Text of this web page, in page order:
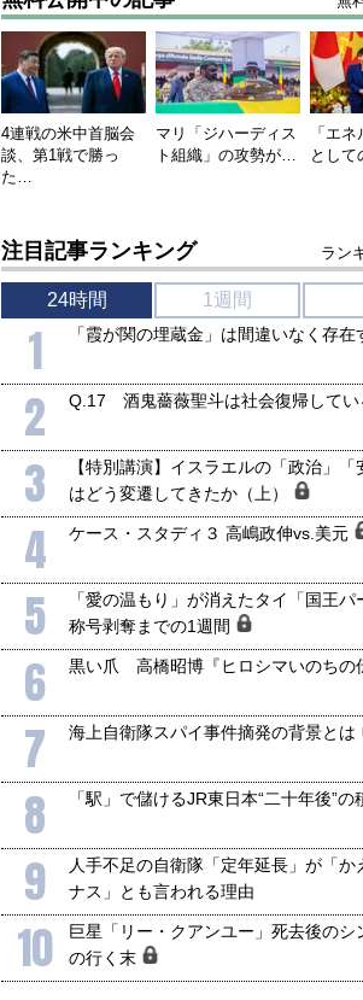
4連戦の米中首脳会
談、第1戦で勝っ
た…
マリ「ジハーディス
ト組織」の攻勢が…
「エ
とし
注目記事ランキング ラン
24時間 1週間
1 「霞が関の埋蔵金」は間違いなく存在
2 Q.17 酒鬼薔薇聖斗は社会復帰してい
3
【特別講演】イスラエルの「政治」「
はどう変遷してきたか（上）
4 ケース・スタディ３ 高嶋政伸vs.美元
5
「愛の温もり」が消えたタイ「国王パ
称号剥奪までの1週間
6 黒い爪 高橋昭博『ヒロシマいのちの
7 海上自衛隊スパイ事件摘発の背景とは
8 「駅」で儲けるJR東日本“二十年後”の
9
人手不足の自衛隊「定年延長」が「か
ナス」とも言われる理由
10
巨星「リー・クアンユー」死去後のシ
の行く末